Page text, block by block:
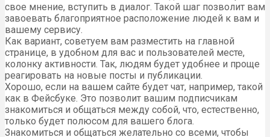
свое мнение, вступить в диалог. Такой шаг позволит вам
завоевать благоприятное расположение людей к вам и
вашему сервису.
Как вариант, советуем вам разместить на главной
странице, в удобном для вас и пользователей месте,
колонку активности. Так, людям будет удобнее и проще
реагировать на новые посты и публикации.
Хорошо, если на вашем сайте будет чат, например, такой
как в Фейсбуке. Это позволит вашим подписчикам
знакомиться и общаться между собой, что, естественно,
только будет полюсом для вашего блога.
Знакомиться и общаться желательно со всеми, чтобы